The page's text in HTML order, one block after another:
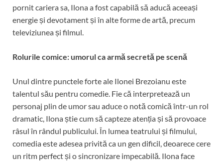
pornit cariera sa, Ilona a fost capabilă să aducă aceeași
energie și devotament și în alte forme de artă, precum
televiziunea și filmul.
Rolurile comice: umorul ca armă secretă pe scenă
Unul dintre punctele forte ale Ilonei Brezoianu este
talentul său pentru comedie. Fie că interpretează un
personaj plin de umor sau aduce o notă comică într-un rol
dramatic, Ilona știe cum să capteze atenția și să provoace
râsul în rândul publicului. În lumea teatrului și filmului,
comedia este adesea privită ca un gen dificil, deoarece cere
un ritm perfect și o sincronizare impecabilă. Ilona face